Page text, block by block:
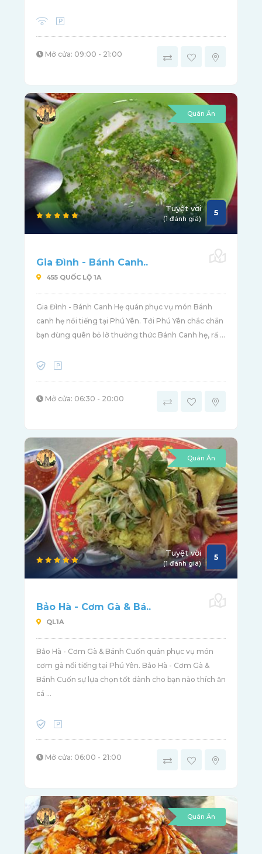
Mở cửa: 09:00 - 21:00
Quán Ăn
Tuyệt vời
(1 đánh giá)
5
Gia Đình - Bánh Canh..
455 QUỐC LỘ 1A
Gia Đình - Bánh Canh Hẹ quán phục vụ món Bánh
canh hẹ nổi tiếng tại Phú Yên. Tới Phú Yên chắc chắn
bạn đừng quên bỏ lỡ thưởng thức Bánh Canh hẹ, rấ ...
Mở cửa: 06:30 - 20:00
Quán Ăn
Tuyệt vời
(1 đánh giá)
5
Bảo Hà - Cơm Gà & Bá..
QL1A
Bảo Hà - Cơm Gà & Bánh Cuốn quán phục vụ món
cơm gà nổi tiếng tại Phú Yên. Bảo Hà - Cơm Gà &
Bánh Cuốn sự lựa chọn tốt dành cho bạn nào thích ăn
cá ...
Mở cửa: 06:00 - 21:00
Quán Ăn